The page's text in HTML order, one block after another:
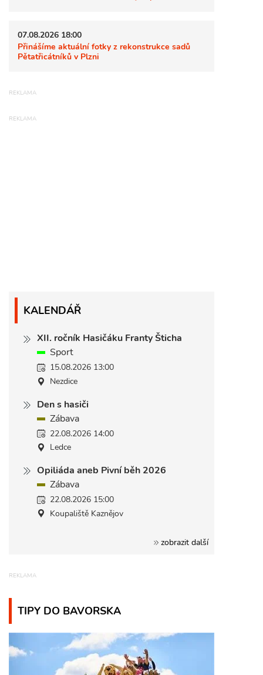
07.08.2026 18:00
Přinášíme aktuální fotky z rekonstrukce sadů
Pětatřicátníků v Plzni
KALENDÁŘ
XII. ročník Hasičáku Franty Šticha
Sport
15.08.2026 13:00
Nezdice
Den s hasiči
Zábava
22.08.2026 14:00
Ledce
Opiliáda aneb Pivní běh 2026
Zábava
22.08.2026 15:00
Koupaliště Kaznějov
zobrazit další
TIPY DO BAVORSKA